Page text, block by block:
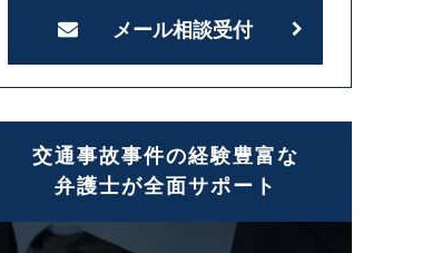
メール相談受付
交通事故事件の経験豊富な
弁護士が全面サポート